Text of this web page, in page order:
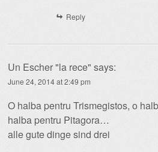
Reply
Un Escher "la rece" says:
June 24, 2014 at 2:49 pm
O halba pentru Trismegistos, o
halba pentru Pitagora…
alle gute dinge sind drei